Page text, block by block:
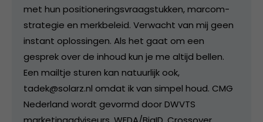
met hun positioneringsvraagstukken, marcom-
strategie en merkbeleid. Verwacht van mij geen
instant oplossingen. Als het gaat om een
gesprek over de inhoud kun je me altijd bellen.
Een mailtje sturen kan natuurlijk ook,
tadek@solarz.nl omdat ik van simpel houd. CMG
Nederland wordt gevormd door DWVTS